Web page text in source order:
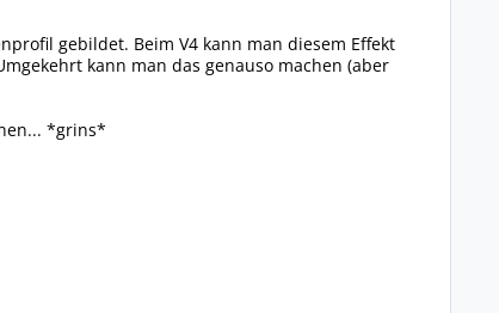
gebildet. Beim V4 kann man diesem Effekt
kann man das genauso machen (aber
*grins*